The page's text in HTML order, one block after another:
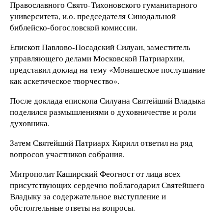
Православного Свято-Тихоновского гуманитарного
университета, и.о. председателя Синодальной
библейско-богословской комиссии.
Епископ Павлово-Посадский Силуан, заместитель
управляющего делами Московской Патриархии,
представил доклад на тему «Монашеское послушание
как аскетическое творчество».
После доклада епископа Силуана Святейший Владыка
поделился размышлениями о духовничестве и роли
духовника.
Затем Святейший Патриарх Кирилл ответил на ряд
вопросов участников собрания.
Митрополит Каширский Феогност от лица всех
присутствующих сердечно поблагодарил Святейшего
Владыку за содержательное выступление и
обстоятельные ответы на вопросы.